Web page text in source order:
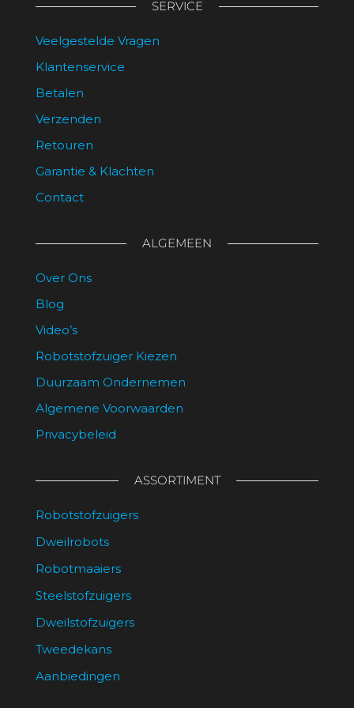
gekozen
op
SERVICE
Veelgestelde Vragen
Klantenservice
Betalen
Verzenden
Retouren
Garantie & Klachten
Contact
ALGEMEEN
Over Ons
Blog
Video’s
Robotstofzuiger Kiezen
Duurzaam Ondernemen
Algemene Voorwaarden
Privacybeleid
ASSORTIMENT
Robotstofzuigers
Dweilrobots
Robotmaaiers
Steelstofzuigers
Dweilstofzuigers
Tweedekans
Aanbiedingen